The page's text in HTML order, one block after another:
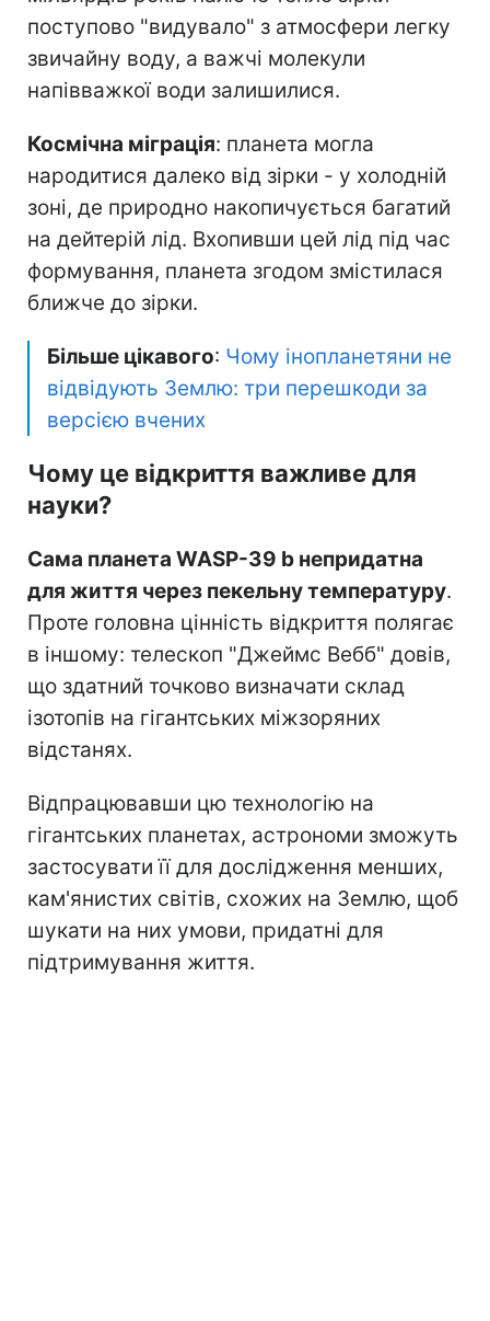
поступово "видувало" з атмосфери легку
звичайну воду, а важчі молекули
напівважкої води залишилися.
Космічна міграція: планета могла
народитися далеко від зірки - у холодній
зоні, де природно накопичується багатий
на дейтерій лід. Вхопивши цей лід під час
формування, планета згодом змістилася
ближче до зірки.
Більше цікавого: Чому інопланетяни не
відвідують Землю: три перешкоди за
версією вчених
Чому це відкриття важливе для
науки?
Сама планета WASP-39 b непридатна
для життя через пекельну температуру.
Проте головна цінність відкриття полягає
в іншому: телескоп "Джеймс Вебб" довів,
що здатний точково визначати склад
ізотопів на гігантських міжзоряних
відстанях.
Відпрацювавши цю технологію на
гігантських планетах, астрономи зможуть
застосувати її для дослідження менших,
кам'янистих світів, схожих на Землю, щоб
шукати на них умови, придатні для
підтримування життя.